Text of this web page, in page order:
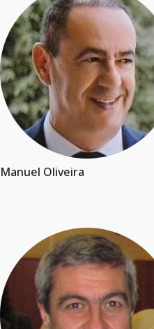
Manuel Oliveira